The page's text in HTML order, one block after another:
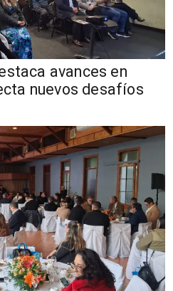
avances en
nuevos desafíos